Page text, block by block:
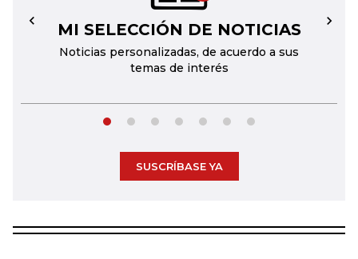
MI SELECCIÓN DE NOTICIAS
Noticias personalizadas, de acuerdo a sus
temas de interés
← →
SUSCRÍBASE YA